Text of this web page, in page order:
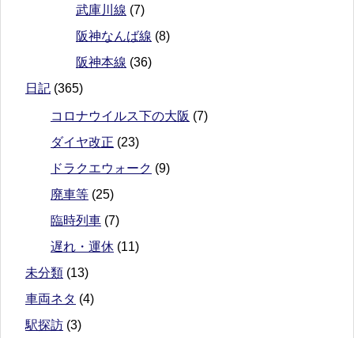
武庫川線 (7)
阪神なんば線 (8)
阪神本線 (36)
日記 (365)
コロナウイルス下の大阪 (7)
ダイヤ改正 (23)
ドラクエウォーク (9)
廃車等 (25)
臨時列車 (7)
遅れ・運休 (11)
未分類 (13)
車両ネタ (4)
駅探訪 (3)